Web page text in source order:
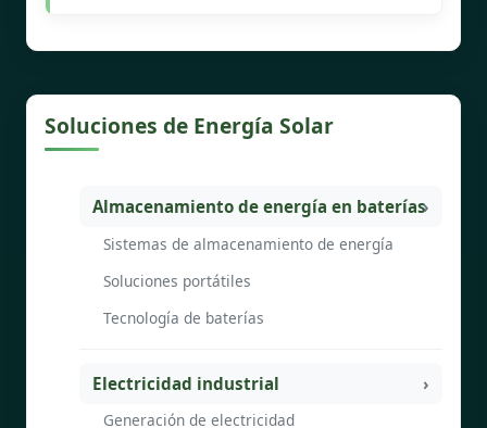
Soluciones de Energía Solar
Almacenamiento de energía en baterías
Sistemas de almacenamiento de energía
Soluciones portátiles
Tecnología de baterías
Electricidad industrial
Generación de electricidad